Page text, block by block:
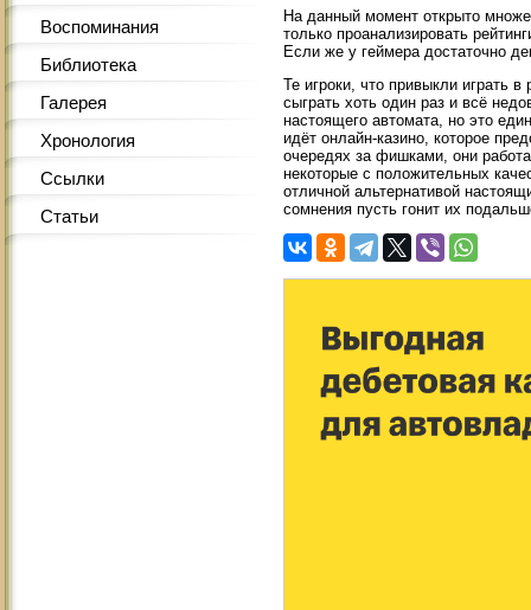
Воспоминания
Библиотека
Галерея
Хронология
Ссылки
Статьи
На данный момент открыто
только проанализировать
Если же у геймера достаточно
Те игроки, что привыкли играть
сыграть хоть один раз и всё
настоящего автомата, но это
идёт онлайн-казино, которое
очередях за фишками, они
некоторые с положительных
отличной альтернативой
сомнения пусть гонит их